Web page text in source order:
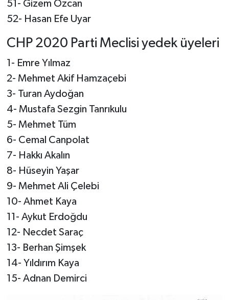
51- Gizem Özcan
52- Hasan Efe Uyar
CHP 2020 Parti Meclisi yedek üyeleri
1- Emre Yılmaz
2- Mehmet Akif Hamzaçebi
3- Turan Aydoğan
4- Mustafa Sezgin Tanrıkulu
5- Mehmet Tüm
6- Cemal Canpolat
7- Hakkı Akalın
8- Hüseyin Yaşar
9- Mehmet Ali Çelebi
10- Ahmet Kaya
11- Aykut Erdoğdu
12- Necdet Saraç
13- Berhan Şimşek
14- Yıldırım Kaya
15- Adnan Demirci